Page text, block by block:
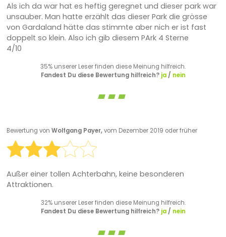
Als ich da war hat es heftig geregnet und dieser park war
unsauber. Man hatte erzählt das dieser Park die grösse
von Gardaland hätte das stimmte aber nich er ist fast
doppelt so klein. Also ich gib diesem PArk 4 Sterne
4/10
35% unserer Leser finden diese Meinung hilfreich.
Fandest Du diese Bewertung hilfreich? ja/ nein
Bewertung von Wolfgang Payer,vom Dezember 2019 oder früher
Außer einer tollen Achterbahn, keine besonderen
Attraktionen.
32% unserer Leser finden diese Meinung hilfreich.
Fandest Du diese Bewertung hilfreich? ja/ nein